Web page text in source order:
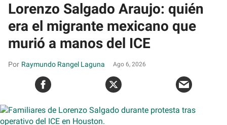
Lorenzo Salgado Araujo: quién
era el migrante mexicano que
murió a manos del ICE
Raymundo Rangel Laguna Ago 6, 2026